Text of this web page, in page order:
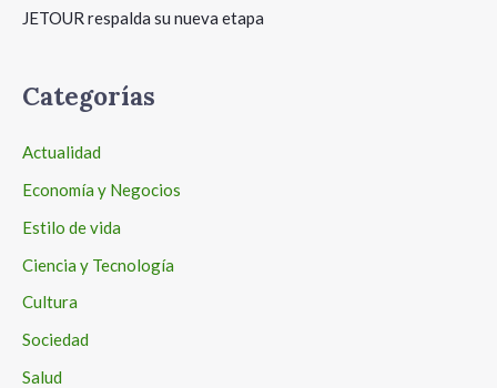
JETOUR respalda su nueva etapa
Categorías
Actualidad
Economía y Negocios
Estilo de vida
Ciencia y Tecnología
Cultura
Sociedad
Salud